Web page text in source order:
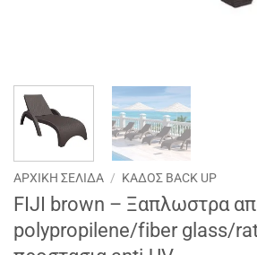
ΑΡΧΙΚΉ ΣΕΛΊΔΑ / ΚΑΔΟΣ BACK UP
FIJI brown – Ξαπλωστρα
polypropilene/fiber glass/